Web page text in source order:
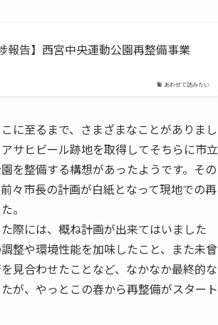
あわせて読みたい
報告】西宮中央運動公園再整備事業
に至るまで、さまざまなことがありまし
サヒビール跡地を取得してそちらに市立
を整備する構想があったようです。その
々市長の計画が白紙となって現地での再
。
際には、概ね計画が出来てはいました
整や環境性能を加味したこと、また未曾
見合わせたことなど、なかなか最終的な
が、やっとこの春から再整備がスタート